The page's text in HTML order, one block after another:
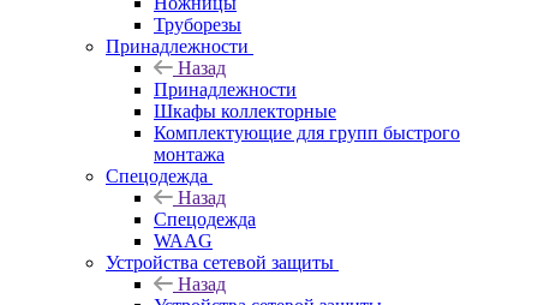
Труборезы
Принадлежности
Назад
Принадлежности
Шкафы коллекторные
Комплектующие для групп быстрого
монтажа
Спецодежда
Назад
Спецодежда
WAAG
Устройства сетевой защиты
Назад